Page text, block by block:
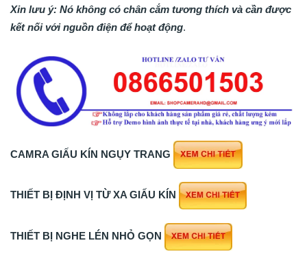
Xin lưu ý: Nó không có chân cắm tương thích và cần được
kết nối với nguồn điện để hoạt động.
CAMRA GIẤU KÍN NGỤY TRANG
THIẾT BỊ ĐỊNH VỊ TỪ XA GIẤU KÍN
THIẾT BỊ NGHE LÉN NHỎ GỌN